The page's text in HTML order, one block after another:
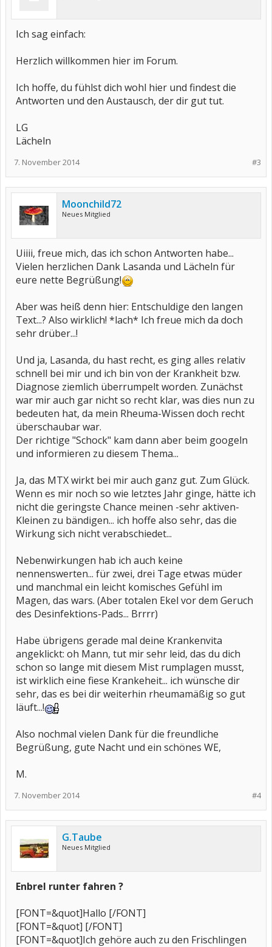
Ich sag einfach:
Herzlich willkommen hier im Forum.
Ich hoffe, du fühlst dich wohl hier und findest die
Antworten und den Austausch, der dir gut tut.
LG
Lächeln
#3
7. November 2014
Moonchild72
Neues Mitglied
Uiiii, freue mich, das ich schon Antworten habe...
Vielen herzlichen Dank Lasanda und Lächeln für
eure nette Begrüßung!
Aber was heiß denn hier: Entschuldige den langen
Text...? Also wirklich! *lach* Ich freue mich da doch
sehr drüber...!
Und ja, Lasanda, du hast recht, es ging alles relativ
schnell bei mir und ich bin von der Krankheit bzw.
Diagnose ziemlich überrumpelt worden. Zunächst
war mir auch gar nicht so recht klar, was dies nun zu
bedeuten hat, da mein Rheuma-Wissen doch recht
überschaubar war.
Der richtige "Schock" kam dann aber beim googeln
und informieren zu diesem Thema...
Ja, das MTX wirkt bei mir auch ganz gut. Zum Glück.
Wenn es mir noch so wie letztes Jahr ginge, hätte ich
nicht die geringste Chance meinen -sehr aktiven-
Kleinen zu bändigen... ich hoffe also sehr, das die
Wirkung sich nicht verabschiedet...
Nebenwirkungen hab ich auch keine
nennenswerten... für zwei, drei Tage etwas müder
und manchmal ein leicht komisches Gefühl im
Magen, das wars. (Aber totalen Ekel vor dem Geruch
des Desinfektions-Pads... Brrrr)
Habe übrigens gerade mal deine Krankenvita
angeklickt: oh Mann, tut mir sehr leid, das du dich
schon so lange mit diesem Mist rumplagen musst,
ist wirklich eine fiese Krankeheit... ich wünsche dir
sehr, das es bei dir weiterhin rheumamäßig so gut
läuft...!
Also nochmal vielen Dank für die freundliche
Begrüßung, gute Nacht und ein schönes WE,
M.
#4
7. November 2014
G.Taube
Neues Mitglied
Enbrel runter fahren ?
[FONT=&quot]Hallo [/FONT]
[FONT=&quot] [/FONT]
[FONT=&quot]Ich gehöre auch zu den Frischlingen